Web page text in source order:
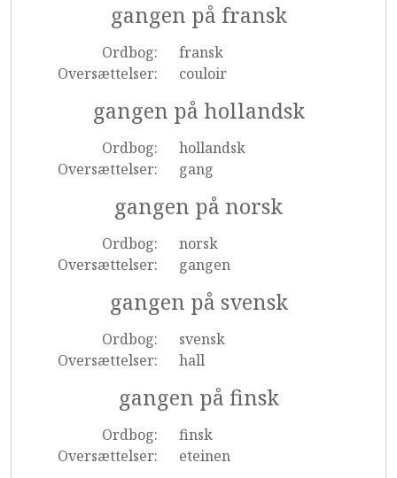
gangen på fransk
Ordbog:
fransk
Oversættelser:
couloir
gangen på hollandsk
Ordbog:
hollandsk
Oversættelser:
gang
gangen på norsk
Ordbog:
norsk
Oversættelser:
gangen
gangen på svensk
Ordbog:
svensk
Oversættelser:
hall
gangen på finsk
Ordbog:
finsk
Oversættelser:
eteinen